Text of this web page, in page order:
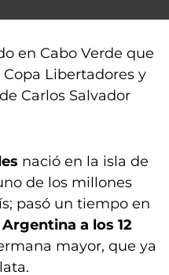
en Cabo Verde que
Libertadores y
Carlos Salvador
nació en la isla de
de los millones
pasó un tiempo en
a los 12
mayor, que ya